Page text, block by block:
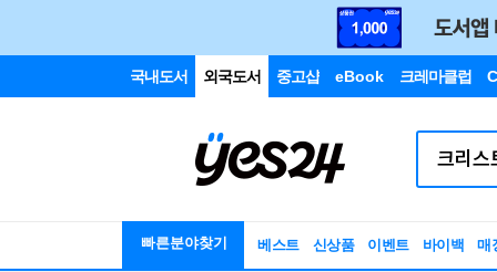
국내도서 외국도서 중고샵 eBook 크레마클럽
빠른분야찾기 베스트 신상품 이벤트 바이백 매